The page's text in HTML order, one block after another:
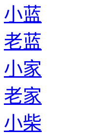
小蓝
老蓝
小家
老家
小柴